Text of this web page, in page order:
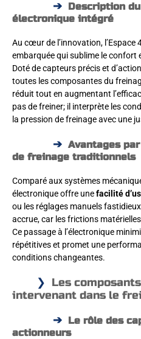
Description
électronique intégré
Au cœur de l’innovation, l’Espace
embarquée qui sublime le confort
Doté de capteurs précis et
toutes les composantes du
réduit tout en augmentant
pas de freiner; il interprète les
la pression de freinage avec une
Avantages
de freinage traditionnels
Comparé aux systèmes
électronique offre unefacilité
ou les réglages manuels
accrue, car les frictions
Ce passage à l’électronique
répétitives et promet une
conditions changeantes.
Les
intervenant dans le
Le rôle des
actionneurs